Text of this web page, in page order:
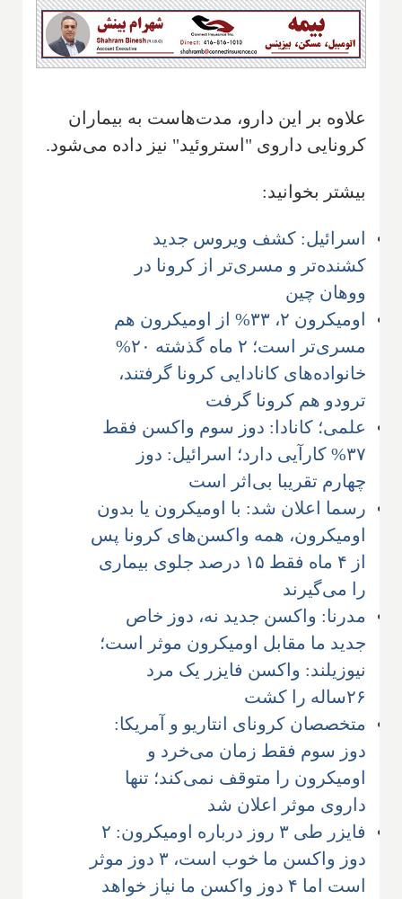
علاوه بر این دارو، مدت‌هاست به بیماران
کرونایی داروی "استروئید" نیز داده می‌شود.
بیشتر بخوانید:
اسرائیل: کشف ویروس جدید
کشنده‌تر و مسری‌تر از کرونا در
ووهان چین
اومیکرون ۲، ۳۳% از اومیکرون هم
مسری‌تر است؛ ۲ ماه گذشته ۲۰%
خانواده‌های کانادایی کرونا گرفتند،
ترودو هم کرونا گرفت
علمی؛ کانادا: دوز سوم واکسن فقط
۳۷% کارآیی دارد؛ اسرائیل: دوز
چهارم تقریبا بی‌اثر است
رسما اعلان شد: با اومیکرون یا بدون
اومیکرون، همه واکسن‌های کرونا پس
از ۴ ماه فقط ۱۵ درصد جلوی بیماری
را می‌گیرند
مدرنا: واکسن جدید نه، دوز خاص
جدید ما مقابل اومیکرون موثر است؛
نیوزیلند: واکسن فایزر یک مرد
۲۶ساله را کشت
متخصصان کرونای انتاریو و آمریکا:
دوز سوم فقط زمان می‌خرد و
اومیکرون را متوقف نمی‌کند؛ تنها
داروی موثر اعلان شد
فایزر طی ۳ روز درباره اومیکرون: ۲
دوز واکسن ما خوب است، ۳ دوز موثر
است اما ۴ دوز واکسن ما نیاز خواهد